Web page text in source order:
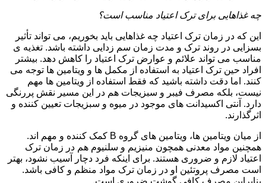
چه غذاهایی برای ترک اعتیاد مناسب است؟
این که در زمان ترک اعتیاد چه غذاهایی باید بخوریم، می تواند تأثیر
بسزایی در روند ترک و مدت زمان سم زدایی داشته باشد. تغذیه ی
مناسب می تواند علائم و عوارض ترک اعتیاد را کاهش دهد. بیشتر
افراد حین ترک اعتیاد به استفاده از مکمل ها و ویتامین ها توجه می
کنند. اما دقت داشته باشید که فقط استفاده از ویتامین ها مهم
نیست، بلکه مصرف فیبر و سبزیجات هم در این مسیر نقش پررنگی
دارد. آنتی اکسیدانت های موجود در میوه و سبزیجات تعیین کننده و
اثرگذارند.
از میان ویتامین ها، ویتامین های گروه B کمک کننده و مهم اند.
همچنین مواد معدنی همچون منیزیم و سلنیوم هم در زمان ترک
اعتیاد لازم و ضروری هستند. برای اینکه فرد دچار آسیب نشود، بهتر
است مصرف پروتئین او در زمان ترک مواد منظم و کافی باشد.
بنابراین مصرف کافی گوشت ضروری است.